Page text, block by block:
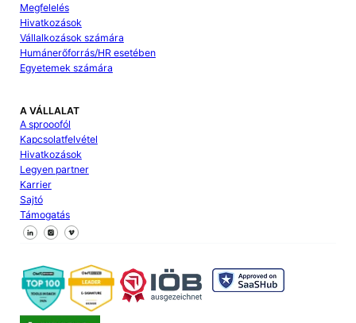
Megfelelés
Hivatkozások
Vállalkozások számára
Humánerőforrás/HR esetében
Egyetemek számára
A VÁLLALAT
A sprooofól
Kapcsolatfelvétel
Hivatkozások
Legyen partner
Karrier
Sajtó
Támogatás
Kövessen minket a Facebookon
Kövessen minket az X-en
Kövessen minket a LinkedIn-en